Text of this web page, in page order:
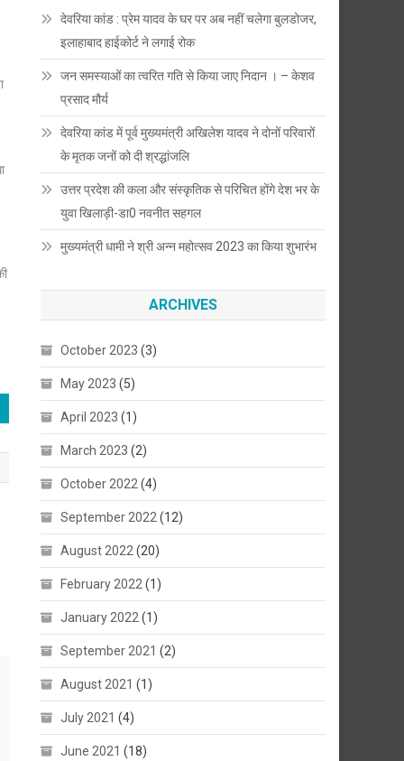
देवरिया कांड : प्रेम यादव के घर पर अब नहीं चलेगा बुलडोजर,
इलाहाबाद हाईकोर्ट ने लगाई रोक
जन समस्याओं का त्वरित गति से किया जाए निदान । – केशव
प्रसाद मौर्य
देवरिया कांड में पूर्व मुख्यमंत्री अखिलेश यादव ने दोनों परिवारों
के मृतक जनों को दी श्रद्धांजलि
उत्तर प्रदेश की कला और संस्कृतिक से परिचित होंगे देश भर के
युवा खिलाड़ी-डा0 नवनीत सहगल
मुख्यमंत्री धामी ने श्री अन्न महोत्सव 2023 का किया शुभारंभ
ARCHIVES
October 2023 (3)
May 2023 (5)
April 2023 (1)
March 2023 (2)
October 2022 (4)
September 2022 (12)
August 2022 (20)
February 2022 (1)
January 2022 (1)
September 2021 (2)
August 2021 (1)
July 2021 (4)
June 2021 (18)